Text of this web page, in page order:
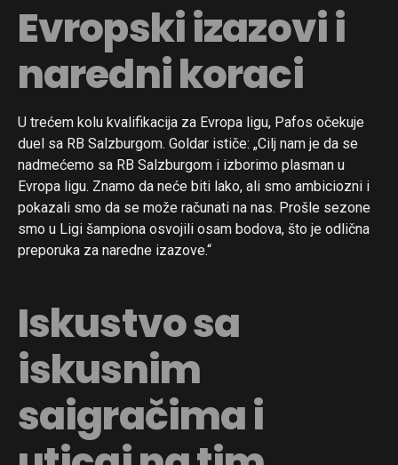
Evropski izazovi i
naredni koraci
U trećem kolu kvalifikacija za Evropa ligu, Pafos očekuje
duel sa RB Salzburgom. Goldar ističe: „Cilj nam je da se
nadmećemo sa RB Salzburgom i izborimo plasman u
Evropa ligu. Znamo da neće biti lako, ali smo ambiciozni i
pokazali smo da se može računati na nas. Prošle sezone
smo u Ligi šampiona osvojili osam bodova, što je odlična
preporuka za naredne izazove.“
Iskustvo sa
iskusnim
saigračima i